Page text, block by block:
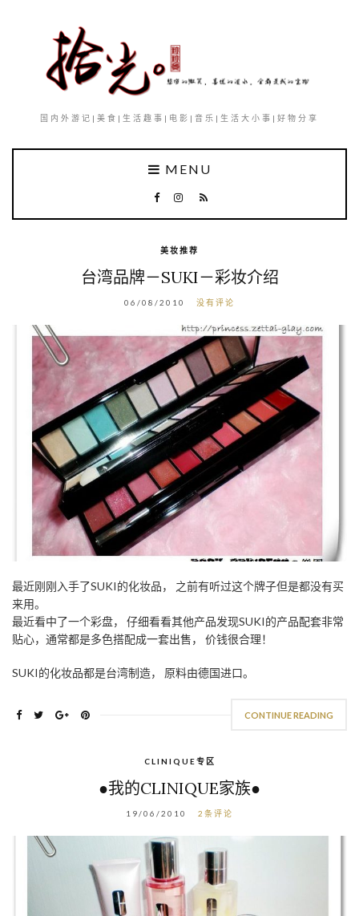
国内外游记|美食|生活趣事|电影|音乐|生活大小事|好物分享
MENU
美妆推荐
台湾品牌－SUKI－彩妆介绍
06/08/2010 没有评论
最近刚刚入手了SUKI的化妆品， 之前有听过这个牌子但是都没有买
来用。
最近看中了一个彩盘， 仔细看看其他产品发现SUKI的产品配套非常
贴心，通常都是多色搭配成一套出售， 价钱很合理！
SUKI的化妆品都是台湾制造， 原料由德国进口。
CONTINUE READING
CLINIQUE专区
●我的CLINIQUE家族●
19/06/2010 2条评论